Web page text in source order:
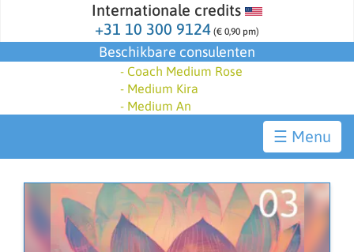
Internationale credits
+31 10 300 9124 (€ 0,90 pm)
Beschikbare consulenten
- Coach Medium Rose
- Medium Kira
- Medium An
☰